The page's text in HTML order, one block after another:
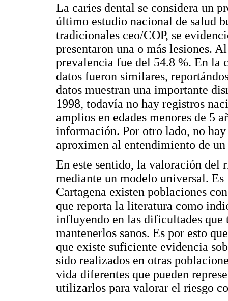
La caries dental se considera un
último estudio nacional de salud
tradicionales ceo/COP, se
presentaron una o más lesiones.
prevalencia fue del 54.8 %. En la
datos fueron similares,
datos muestran una importante
1998, todavía no hay registros
amplios en edades menores de 5
información. Por otro lado, no hay
aproximen al entendimiento de
En este sentido, la valoración del
mediante un modelo universal.
Cartagena existen poblaciones
que reporta la literatura como
influyendo en las dificultades que
mantenerlos sanos. Es por esto
que existe suficiente evidencia
sido realizados en otras
vida diferentes que pueden
utilizarlos para valorar el riesgo